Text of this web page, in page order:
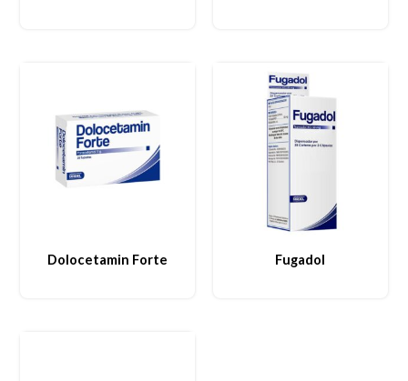
Dolocetamin Forte Fugadol